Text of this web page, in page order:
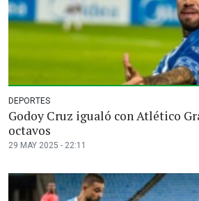
DEPORTES
Godoy Cruz igualó con Atlético
octavos
29 MAY 2025 - 22:11